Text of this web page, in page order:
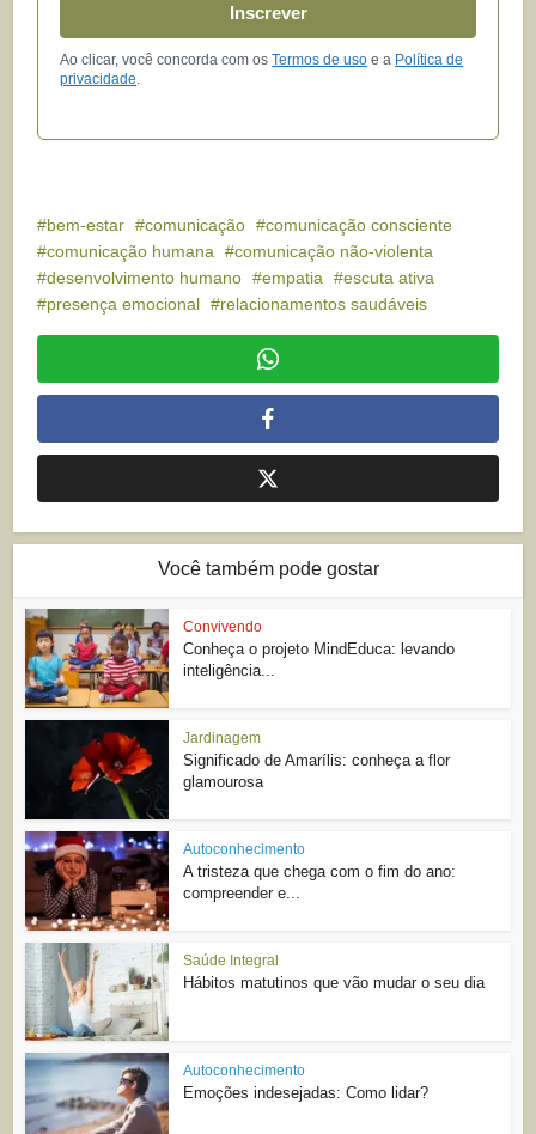
Inscrever
Ao clicar, você concorda com osTermos de uso e a Política de
privacidade.
bem-estar comunicação
comunicação consciente
comunicação humana
comunicação não-violenta
desenvolvimento humano
empatia
escuta ativa
presença emocional
relacionamentos saudáveis
Você também pode gostar
Convivendo
Conheça o projeto MindEduca: levando
inteligência...
Jardinagem
Significado de Amarílis: conheça a flor
glamourosa
Autoconhecimento
A tristeza que chega com o fim do ano:
compreender e...
Saúde Integral
Hábitos matutinos que vão mudar o seu dia
Autoconhecimento
Emoções indesejadas: Como lidar?